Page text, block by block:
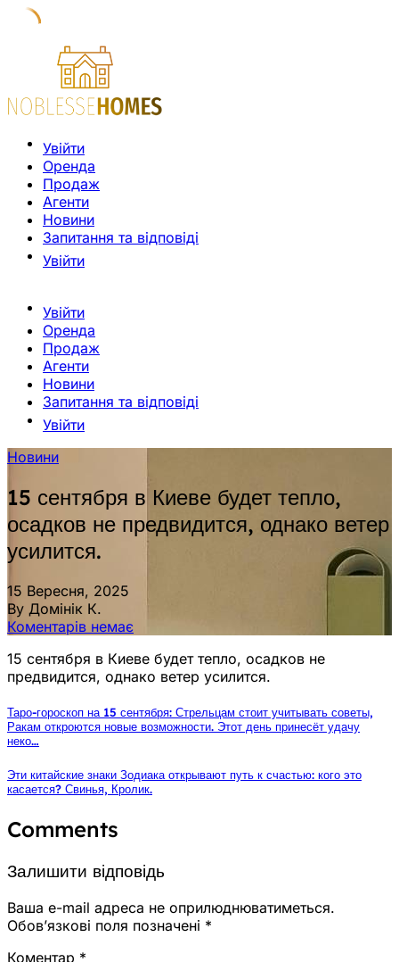
Увійти
Оренда
Продаж
Агенти
Новини
Запитання та відповіді
Увійти
Увійти
Оренда
Продаж
Агенти
Новини
Запитання та відповіді
Увійти
Новини
15 сентября в Киеве будет тепло,
осадков не предвидится, однако ветер
усилится.
15 Вересня, 2025
By Домінік К.
Коментарів немає
15 сентября в Киеве будет тепло, осадков не
предвидится, однако ветер усилится.
Таро-гороскоп на 15 сентября: Стрельцам стоит учитывать советы,
Ракам откроются новые возможности. Этот день принесёт удачу
неко…
Эти китайские знаки Зодиака открывают путь к счастью: кого это
касается? Свинья, Кролик.
Comments
Залишити відповідь
Ваша e-mail адреса не оприлюднюватиметься.
Обов’язкові поля позначені *
Коментар *